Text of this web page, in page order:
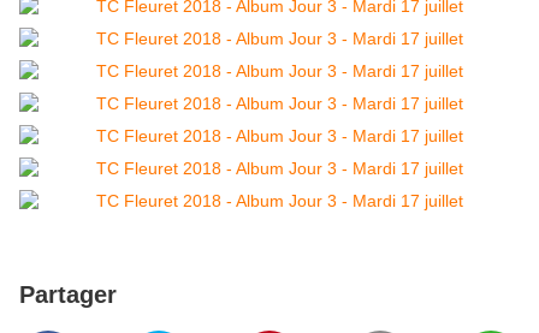
Partager